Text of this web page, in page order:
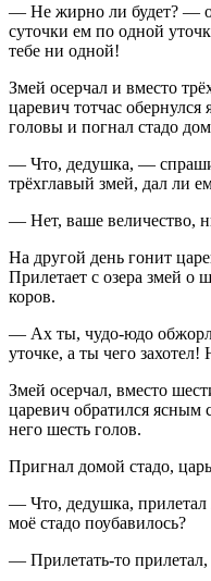
— Не жирно ли будет? —
суточки ем по одной
тебе ни одной!
Змей осерчал и вместо
царевич тотчас
головы и погнал стадо
— Что, дедушка, —
трёхглавый змей, дал ли
— Нет, ваше величество,
На другой день гонит
Прилетает с озера змей о
коров.
— Ах ты, чудо-юдо
уточке, а ты чего
Змей осерчал, вместо
царевич обратился ясным
него шесть голов.
Пригнал домой стадо,
— Что, дедушка, прилетал
моё стадо поубавилось?
— Прилетать-то прилетал,